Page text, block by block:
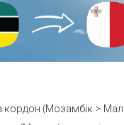
(Мозамбік >